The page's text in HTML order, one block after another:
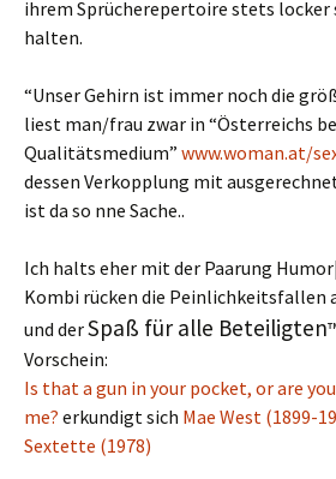
ihrem Sprücherepertoire stets
halten.
“Unser Gehirn ist immer noch die
liest man/frau zwar in “Österreichs
Qualitätsmedium” www.woman.at/
dessen Verkopplung mit
ist da so nne Sache..
Ich halts eher mit der Paarung
Kombi rücken die Peinlichkeitsfallen
und derSpaß für alle Beteiligten
Vorschein:
Is that a gun in your pocket, or are
me? erkundigt sich Mae West (1899-
Sextette (1978)